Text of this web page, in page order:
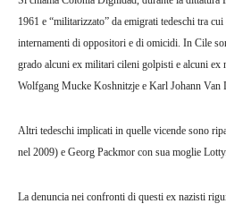
1961 e “militarizzato” da emigrati tedeschi tra cui
internamenti di oppositori e di omicidi. In Cile
grado alcuni ex militari cileni golpisti e alcuni ex
Wolfgang Mucke Koshnitzje e Karl Johann Van
Altri tedeschi implicati in quelle vicende sono
nel 2009) e Georg Packmor con sua moglie Lotty.
La denuncia nei confronti di questi ex nazisti